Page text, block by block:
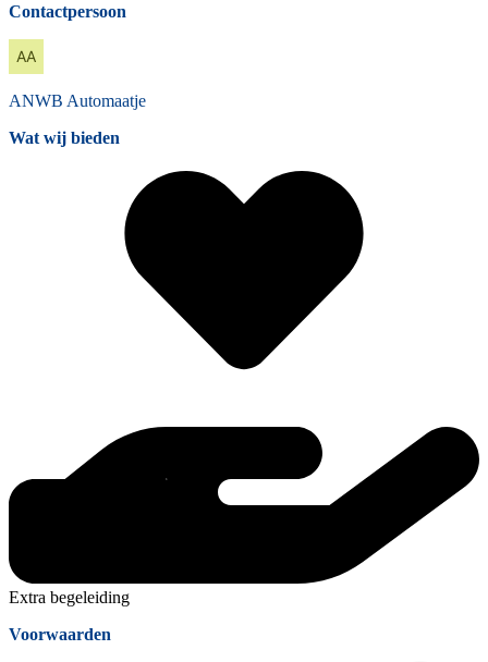
Contactpersoon
ANWB Automaatje
Wat wij bieden
Extra begeleiding
Voorwaarden